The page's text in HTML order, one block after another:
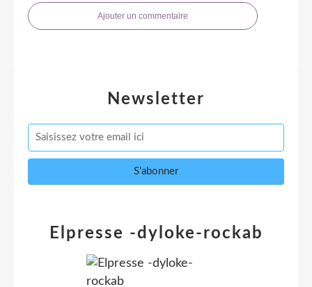
Ajouter un commentaire
Newsletter
Elpresse -dyloke-rockab